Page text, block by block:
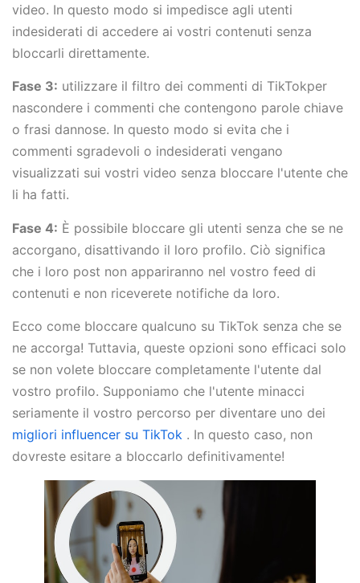
video. In questo modo si impedisce agli utenti
indesiderati di accedere ai vostri contenuti senza
bloccarli direttamente.
Fase 3: utilizzare il filtro dei commenti di TikTokper
nascondere i commenti che contengono parole chiave
o frasi dannose. In questo modo si evita che i
commenti sgradevoli o indesiderati vengano
visualizzati sui vostri video senza bloccare l'utente che
li ha fatti.
Fase 4: È possibile bloccare gli utenti senza che se ne
accorgano, disattivando il loro profilo. Ciò significa
che i loro post non appariranno nel vostro feed di
contenuti e non riceverete notifiche da loro.
Ecco come bloccare qualcuno su TikTok senza che se
ne accorga! Tuttavia, queste opzioni sono efficaci solo
se non volete bloccare completamente l'utente dal
vostro profilo. Supponiamo che l'utente minacci
seriamente il vostro percorso per diventare uno dei
migliori influencer su TikTok . In questo caso, non
dovreste esitare a bloccarlo definitivamente!